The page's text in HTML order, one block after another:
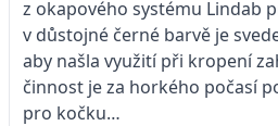
z okapového systému Lindab
v důstojné černé barvě je
aby našla využití při kropení
činnost je za horkého počasí
pro kočku…